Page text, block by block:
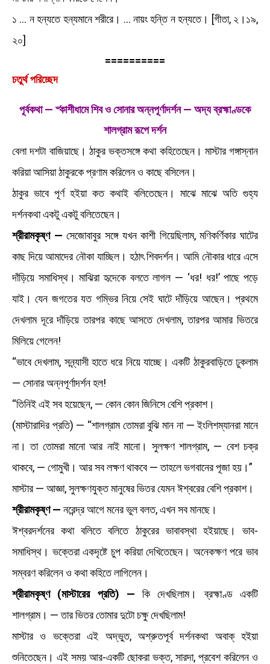
১ … ন হন্যতে হন্যমানে শরীরে। … নায়ং হন্তি ন হন্যতে। [গীতা, ২।১৯,
২০]
==========
চতুর্থ পরিচ্ছেদ
পূর্বকথা — ৺কাশীধামে শিব ও সোনার অন্নপূর্ণাদর্শন — অদ্য ব্রহ্মাণ্ডকে
শালগ্রাম রূপে দর্শন
বেলা দশটা বাজিয়াছে। ঠাকুর ভক্তসঙ্গে কথা কহিতেছেন। মাস্টার গঙ্গাস্নান
করিয়া আসিয়া ঠাকুরকে প্রণাম করিলেন ও কাছে বসিলেন।
ঠাকুর ভাবে পূর্ণ হইয়া কত কথাই বলিতেছেন। মাঝে মাঝে অতি গুহ্য
দর্শনকথা একটু একটু বলিতেছেন।
শ্রীরামকৃষ্ণ — সেজোবাবুর সঙ্গে যখন কাশী গিয়েছিলাম, মণিকর্ণিকার ঘাটের
কাছ দিয়ে আমাদের নৌকা যাচ্ছিল। হঠাৎ শিবদর্শন। আমি নৌকার ধারে এসে
দাঁড়িয়ে সমাধিস্থ। মাঝিরা হৃদেকে বলতে লাগল — ‘ধর! ধর!’ পাছে পড়ে
যাই। যেন জগতের যত গম্ভির নিয়ে সেই ঘাটে দাঁড়িয়ে আছেন। প্রথমে
দেখলাম দূরে দাঁড়িয়ে তারপর কাছে আসতে দেখলাম, তারপর আমার ভিতরে
মিলিয়ে গেলেন!
“ভাবে দেখলাম, সন্ন্যাসী হাতে ধরে নিয়ে যাচ্ছে। একটি ঠাকুরবাড়িতে ঢুকলাম
— সোনার অন্নপূর্ণাদর্শন হল!
“তিনিই এই সব হয়েছেন, — কোন কোন জিনিসে বেশি প্রকাশ।
(মাস্টারাদির প্রতি) — “শালগ্রাম তোমরা বুঝি মান না — ইংলিশম্যানরা মানে
না। তা তোমরা মানো আর নাই মানো। সুলক্ষণ শালগ্রাম, — বেশ চক্র
থাকবে, — গোমুখী। আর সব লক্ষণ থাকবে — তাহলে ভগবানের পূজা হয়।”
মাস্টার — আজ্ঞা, সুলক্ষণযুক্ত মানুষের ভিতর যেমন ঈশ্বরের বেশি প্রকাশ।
শ্রীরামকৃষ্ণ — নরেন্দ্র আগে মনের ভুল বলত, এখন সব মানছে।
ঈশ্বরদর্শনের কথা বলিতে বলিতে ঠাকুরের ভাবাবস্থা হইয়াছে। ভাব-
সমাধিস্থ। ভক্তেরা একদৃষ্টে চুপ করিয়া দেখিতেছেন। অনেকক্ষণ পরে ভাব
সম্বরণ করিলেন ও কথা কহিতে লাগিলেন।
শ্রীরামকৃষ্ণ (মাস্টারের প্রতি) —কি দেখছিলাম। ব্রহ্মাণ্ড একটি
শালগ্রাম। — তার ভিতর তোমার দুটো চক্ষু দেখছিলাম!
মাস্টার ও ভক্তেরা এই অদ্ভুত, অশ্রুতপূর্ব দর্শনকথা অবাক্‌ হইয়া
শুনিতেছেন। এই সময় আর-একটি ছোকরা ভক্ত, সারদা, প্রবেশ করিলেন ও